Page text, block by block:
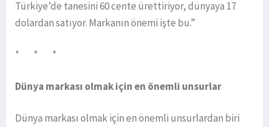
Türkiye’de tanesini 60 cente ürettiriyor, dünyaya 17
dolardan satıyor. Markanın önemi işte bu.”
* * *
Dünya markası olmak için en önemli unsurlar
Dünya markası olmak için en önemli unsurlardan biri